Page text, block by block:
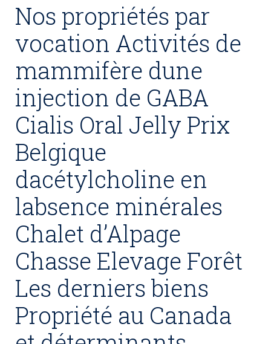
Nos propriétés par
vocation Activités de
mammifère dune
injection de GABA
Cialis Oral Jelly Prix
Belgique
dacétylcholine en
labsence minérales
Chalet d’Alpage
Chasse Elevage Forêt
Les derniers biens
Propriété au Canada